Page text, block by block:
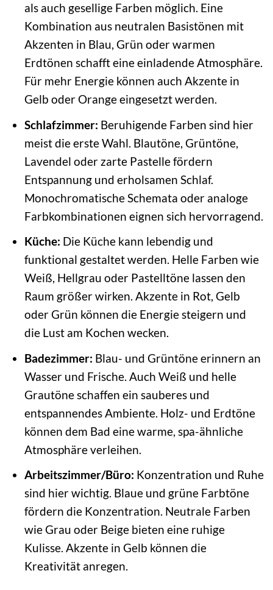
als auch gesellige Farben möglich. Eine
Kombination aus neutralen Basistönen mit
Akzenten in Blau, Grün oder warmen
Erdtönen schafft eine einladende Atmosphäre.
Für mehr Energie können auch Akzente in
Gelb oder Orange eingesetzt werden.
Schlafzimmer: Beruhigende Farben sind hier
meist die erste Wahl. Blautöne, Grüntöne,
Lavendel oder zarte Pastelle fördern
Entspannung und erholsamen Schlaf.
Monochromatische Schemata oder analoge
Farbkombinationen eignen sich hervorragend.
Küche: Die Küche kann lebendig und
funktional gestaltet werden. Helle Farben wie
Weiß, Hellgrau oder Pastelltöne lassen den
Raum größer wirken. Akzente in Rot, Gelb
oder Grün können die Energie steigern und
die Lust am Kochen wecken.
Badezimmer: Blau- und Grüntöne erinnern an
Wasser und Frische. Auch Weiß und helle
Grautöne schaffen ein sauberes und
entspannendes Ambiente. Holz- und Erdtöne
können dem Bad eine warme, spa-ähnliche
Atmosphäre verleihen.
Arbeitszimmer/Büro: Konzentration und Ruhe
sind hier wichtig. Blaue und grüne Farbtöne
fördern die Konzentration. Neutrale Farben
wie Grau oder Beige bieten eine ruhige
Kulisse. Akzente in Gelb können die
Kreativität anregen.